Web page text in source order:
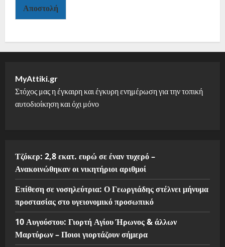
Αποστολή
MyAttiki.gr
Στόχος μας η έγκαιρη και έγκυρη ενημέρωση για την τοπική
αυτοδιοίκηση και όχι μόνο
Τζόκερ: 2,8 εκατ. ευρώ σε έναν τυχερό –
Ανακοινώθηκαν οι νικητήριοι αριθμοί
Επίθεση σε νοσηλεύτρια: Ο Γεωργιάδης στέλνει μήνυμα
προστασίας στο υγειονομικό προσωπικό
10 Αυγούστου: Γιορτή Αγίου Ήρωνος & άλλων
Μαρτύρων – Ποιοι γιορτάζουν σήμερα